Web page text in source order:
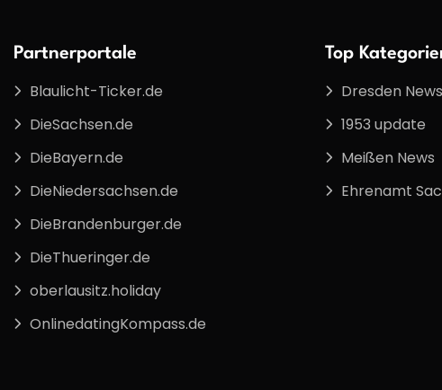
Partnerportale
Blaulicht-Ticker.de
DieSachsen.de
DieBayern.de
DieNiedersachsen.de
DieBrandenburger.de
DieThueringer.de
oberlausitz.holiday
OnlinedatingKompass.de
Top
Dresden News
1953 update
Meißen News
Ehrenamt